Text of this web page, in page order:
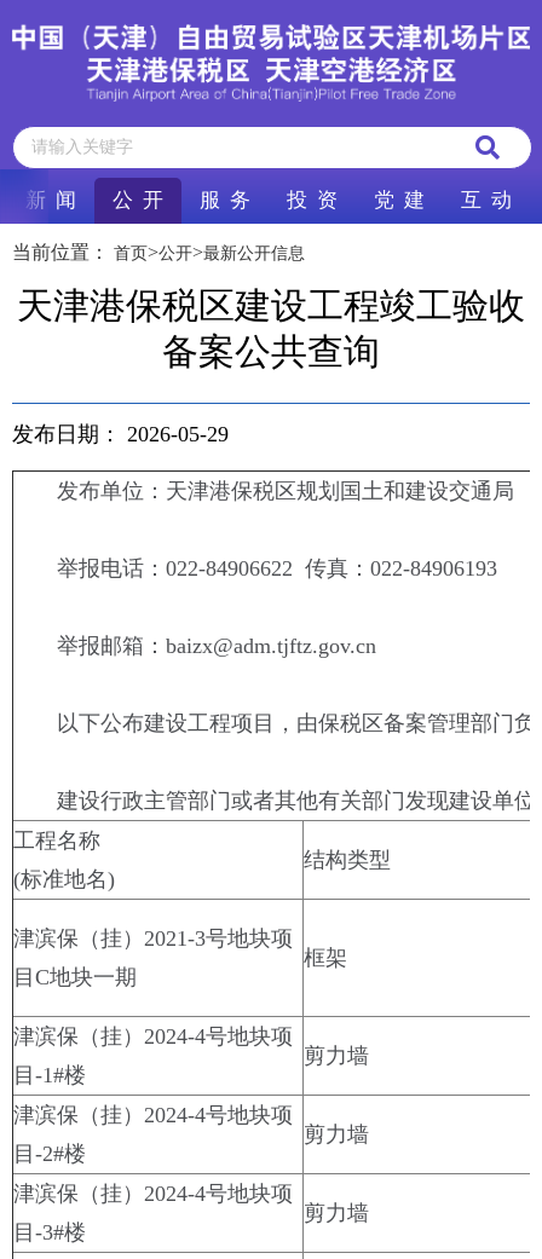
新 闻 公 开 服 务 投 资 党 建 互 动
当前位置： 首页>公开>最新公开信息
天津港保税区建设工程竣工验收
备案公共查询
发布日期： 2026-05-29
发布单位：天津港保税区规划国土和建设交通局
举报电话：022-84906622 传真：022-84906193
举报邮箱：baizx@adm.tjftz.gov.cn
以下公布建设工程项目，由保税区备案管理部门负
建设行政主管部门或者其他有关部门发现建设单位
工程名称
(标准地名)
结构类型
津滨保（挂）2021-3号地块项
目C地块一期
框架
津滨保（挂）2024-4号地块项
目-1#楼
剪力墙
津滨保（挂）2024-4号地块项
目-2#楼
剪力墙
津滨保（挂）2024-4号地块项
目-3#楼
剪力墙